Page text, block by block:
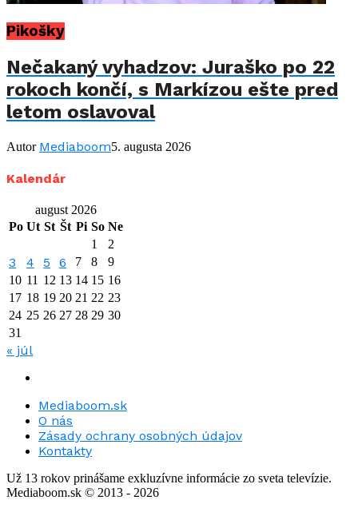
Pikošky
Nečakaný vyhadzov: Juraško po 22
rokoch končí, s Markízou ešte pred
letom oslavoval
Autor Mediaboom5. augusta 2026
Kalendár
august 2026
Po Ut St Št Pi So Ne
1
2
3 4 5 6 7 8
9
10 11 12 13 14 15 16
17 18 19 20 21 22 23
24 25 26 27 28 29 30
31
« júl
Mediaboom.sk
O nás
Zásady ochrany osobných údajov
Kontakty
Už 13 rokov prinášame exkluzívne informácie zo sveta televízie.
Mediaboom.sk © 2013 - 2026